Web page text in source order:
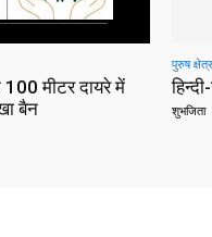
मीटर दायरे में
बैन
पुरुष क्षेत्र
शुभजिता